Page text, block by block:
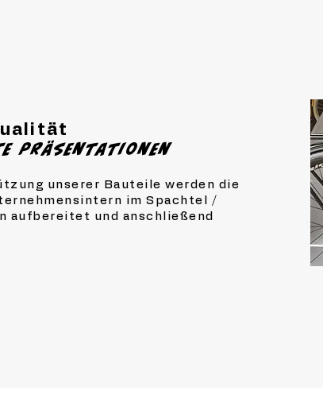
präsentationen
unserer Bauteile werden die
im Spachtel /
aufbereitet und anschließend